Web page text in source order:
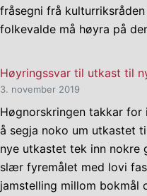
fråsegni frå
folkevalde må høyra på
Høyringssvar til utkast til
3. november 2019
Høgnorskringen takkar for
å segja noko um utkastet
nye utkastet tek inn nokre
slær fyremålet med lovi
jamstelling millom bokmål